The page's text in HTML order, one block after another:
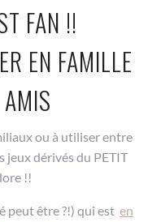
FAN !!
EN FAMILLE
ou à utiliser entre
jeux dérivés du PETIT
!!
peut être ?!) qui est en